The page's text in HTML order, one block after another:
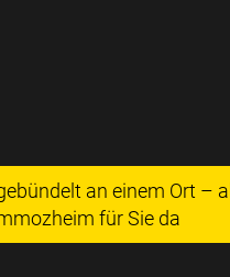
an einem Ort –
für Sie da